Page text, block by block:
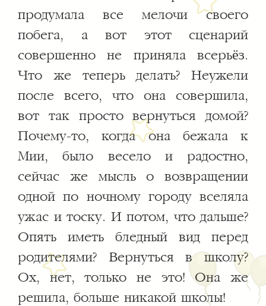
продумала все мелочи своего
побега, а вот этот сценарий
совершенно не приняла всерьёз.
Что же теперь делать? Неужели
после всего, что она совершила,
вот так просто вернуться домой?
Почему-то, когда она бежала к
Мии, было весело и радостно,
сейчас же мысль о возвращении
одной по ночному городу вселяла
ужас и тоску. И потом, что дальше?
Опять иметь бледный вид перед
родителями? Вернуться в школу?
Ох, нет, только не это! Она же
решила, больше никакой школы!